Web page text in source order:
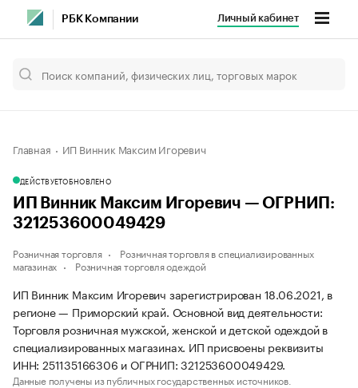
РБК Компании Личный кабинет
Главная ИП Винник Максим Игоревич
ДЕЙСТВУЕТОБНОВЛЕНО
ИП Винник Максим Игоревич — ОГРНИП:
321253600049429
Розничная торговля
Розничная торговля в специализированных
магазинах
Розничная торговля одеждой
ИП Винник Максим Игоревич зарегистрирован 18.06.2021, в
регионе — Приморский край. Основной вид деятельности:
Торговля розничная мужской, женской и детской одеждой в
специализированных магазинах. ИП присвоены реквизиты
ИНН: 251135166306 и ОГРНИП: 321253600049429.
Данные получены из публичных государственных источников.